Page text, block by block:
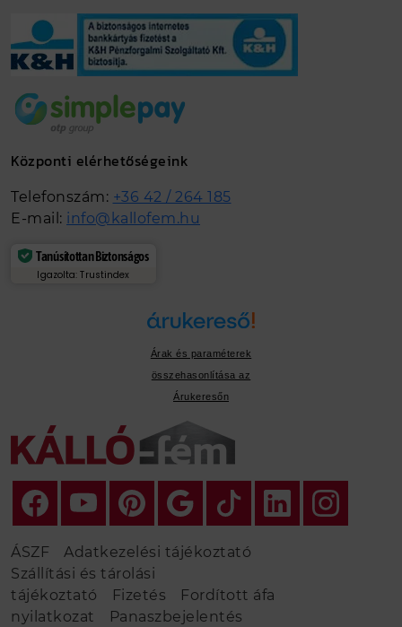
Központi elérhetőségeink
Telefonszám: +36 42 / 264 185
E-mail: info@kallofem.hu
Tanúsítottan Biztonságos
Igazolta: Trustindex
Árak és paraméterek
összehasonlítása az
Árukeresőn
ÁSZF
Adatkezelési tájékoztató
Szállítási és tárolási
tájékoztató
Fizetés
Fordított áfa
nyilatkozat
Panaszbejelentés